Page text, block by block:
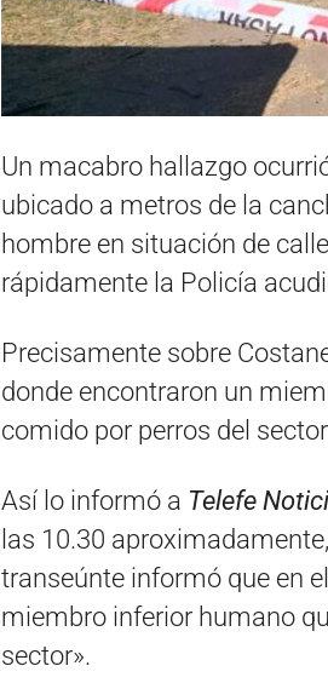
Un macabro hallazgo
ubicado a metros de la
hombre en situación de
rápidamente la Policía
Precisamente sobre
donde encontraron un
comido por perros del
Así lo informó a Telefe
las 10.30
transeúnte informó que en
miembro inferior humano
sector».